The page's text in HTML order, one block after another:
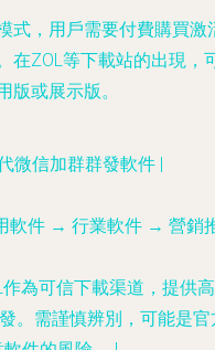
式，用戶需要付費購買激
在ZOL等下載站的出現，
版或展示版。
微信加群群發軟件 |
軟件 → 行業軟件 → 營銷
作為可信下載渠道，提供高
。需謹慎辨別，可能是官